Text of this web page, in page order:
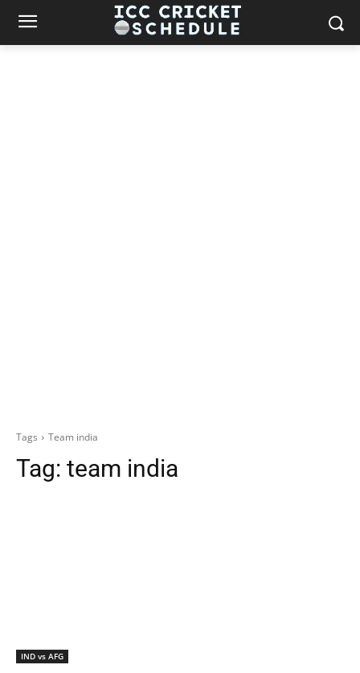
Tags Team india
Tag: team india
IND vs AFG